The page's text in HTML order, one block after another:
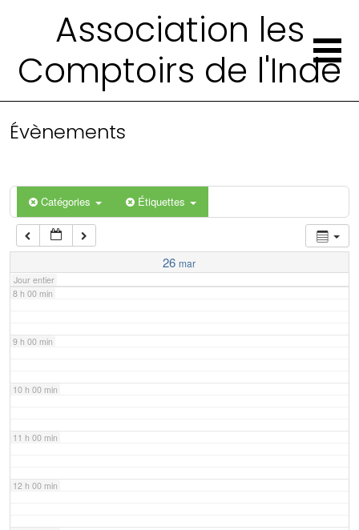
Association les
Comptoirs de l'Inde
Évènements
Catégories Étiquettes
26 mar
Jour entier
4 h 00 min
6 h 00 min
7 h 00 min
8 h 00 min
9 h 00 min
10 h 00 min
11 h 00 min
12 h 00 min